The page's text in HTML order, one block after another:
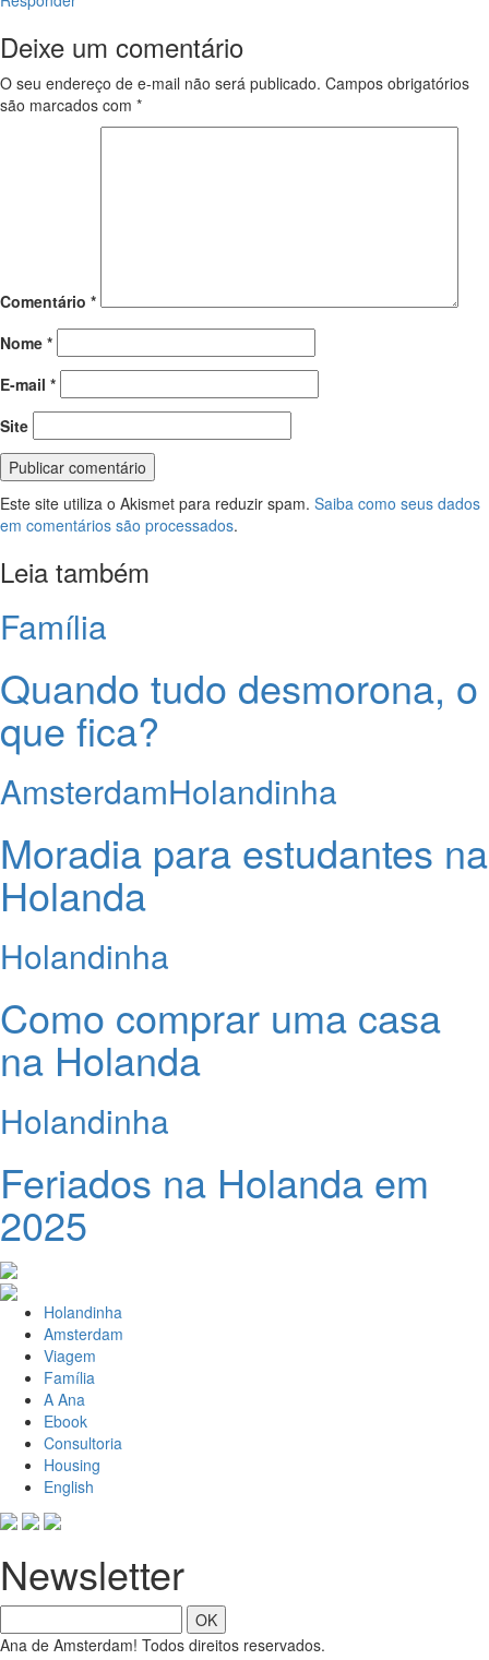
Deixe um comentário
O seu endereço de e-mail não será publicado. Campos obrigatórios
são marcados com *
Comentário *
Nome *
E-mail *
Site
Este site utiliza o Akismet para reduzir spam. Saiba como seus dados
em comentários são processados.
Leia também
Família
Quando tudo desmorona, o
que fica?
AmsterdamHolandinha
Moradia para estudantes na
Holanda
Holandinha
Como comprar uma casa
na Holanda
Holandinha
Feriados na Holanda em
2025
Holandinha
Amsterdam
Viagem
Família
A Ana
Ebook
Consultoria
Housing
English
Newsletter
OK
Ana de Amsterdam! Todos direitos reservados.